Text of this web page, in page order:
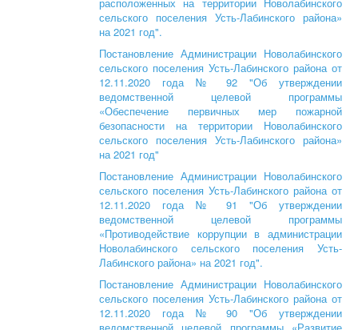
сельского поселения Усть-Лабинского района»
на 2021 год".
Постановление Администрации Новолабинского
сельского поселения Усть-Лабинского района от
12.11.2020 года № 92 "Об утверждении
ведомственной целевой программы
«Обеспечение первичных мер пожарной
безопасности на территории Новолабинского
сельского поселения Усть-Лабинского района»
на 2021 год"
Постановление Администрации Новолабинского
сельского поселения Усть-Лабинского района от
12.11.2020 года № 91 "Об утверждении
ведомственной целевой программы
«Противодействие коррупции в администрации
Новолабинского сельского поселения Усть-
Лабинского района» на 2021 год".
Постановление Администрации Новолабинского
сельского поселения Усть-Лабинского района от
12.11.2020 года № 90 "Об утверждении